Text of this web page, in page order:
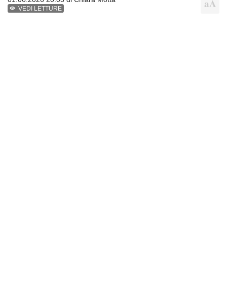
VEDI LETTURE